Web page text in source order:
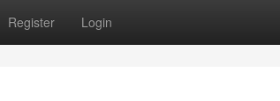
Register Login